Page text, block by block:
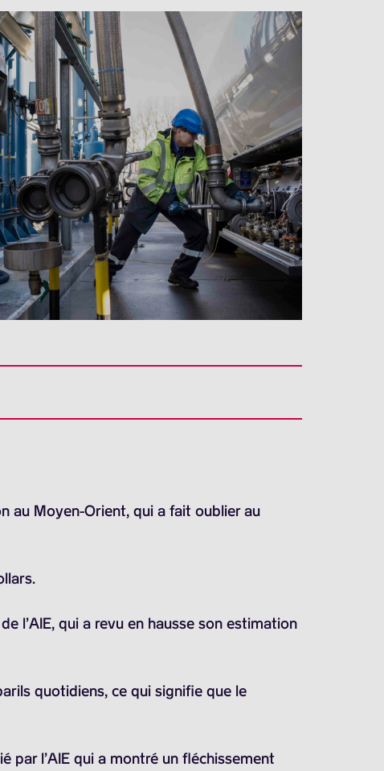
au Moyen-Orient, qui a fait oublier au
.
l’AIE, qui a revu en hausse son estimation
quotidiens, ce qui signifie que le
par l’AIE qui a montré un fléchissement